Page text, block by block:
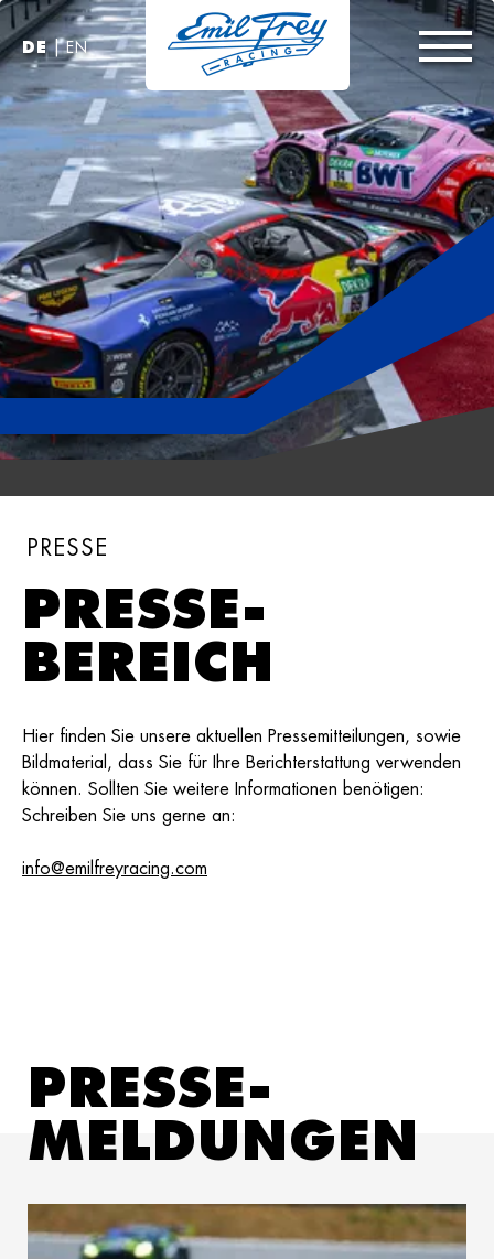
DE | EN
PRESSE
PRESSE-
BEREICH
Hier finden Sie unsere aktuellen Pressemitteilungen, sowie
Bildmaterial, dass Sie für Ihre Berichterstattung verwenden
können. Sollten Sie weitere Informationen benötigen:
Schreiben Sie uns gerne an:
info@emilfreyracing.com
PRESSE­
MELDUN­GEN